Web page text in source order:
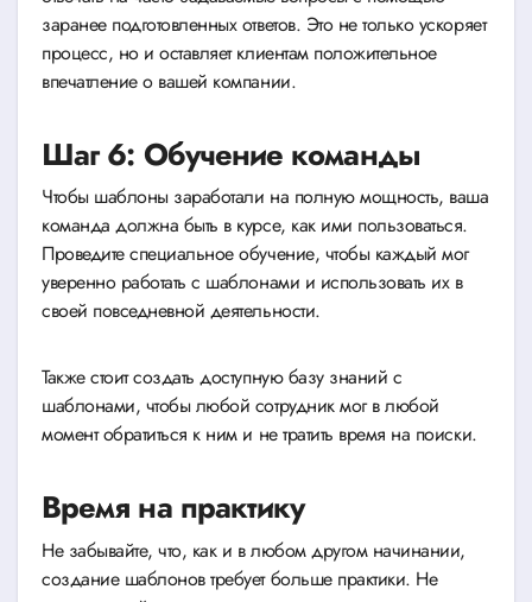
заранее подготовленных ответов. Это не только ускоряет
процесс, но и оставляет клиентам положительное
впечатление о вашей компании.
Шаг 6: Обучение команды
Чтобы шаблоны заработали на полную мощность, ваша
команда должна быть в курсе, как ими пользоваться.
Проведите специальное обучение, чтобы каждый мог
уверенно работать с шаблонами и использовать их в
своей повседневной деятельности.
Также стоит создать доступную базу знаний с
шаблонами, чтобы любой сотрудник мог в любой
момент обратиться к ним и не тратить время на поиски.
Время на практику
Не забывайте, что, как и в любом другом начинании,
создание шаблонов требует больше практики. Не